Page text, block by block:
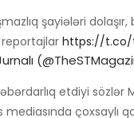
şayiələri
reportajlar https://t.co/
etdiyi sözlər
mediasında çoxsaylı